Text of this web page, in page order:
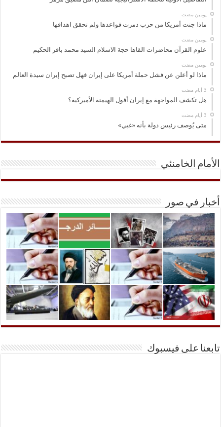
‏يومين مضت
ماذا جنت أمريكا من حرب دمرت قواعدها ولم تحقق اهدافها
‏يومين مضت
علوم القرآن محاضرات القاها حجة الاسلام السيد محمد باقر الحكيم
‏يومين مضت
ماذا لو أعلن عن فشل حملة أمريكا على إيران فهل تصبح إيران سيدة العالم
هل تكشف المواجهة مع إيران أفول الهيمنة الأميركية؟
متى يُوصف رئيس دولة بأنه «غبي»
الأمام الخامنئي
أخبار في صور
تابعنا على فيسبوك